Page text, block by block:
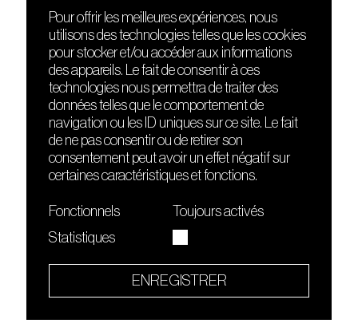
DÉCOUVRIR
Le lieu
Contact
Presse
Cours de DJing
TMLAB
FRIENDS
Nuits sonores
HEAT
Hôtel71
La Gaîté Lyrique
Le Sucre fait partie de
Quartier culturel et créatif
Pour offrir les meilleures expériences, nous
utilisons des technologies telles que les cookies
pour stocker et/ou accéder aux informations
des appareils. Le fait de consentir à ces
technologies nous permettra de traiter des
données telles que le comportement de
navigation ou les ID uniques sur ce site. Le fait
de ne pas consentir ou de retirer son
consentement peut avoir un effet négatif sur
certaines caractéristiques et fonctions.
Fonctionnels
Toujours activés
Statistiques
ENREGISTRER